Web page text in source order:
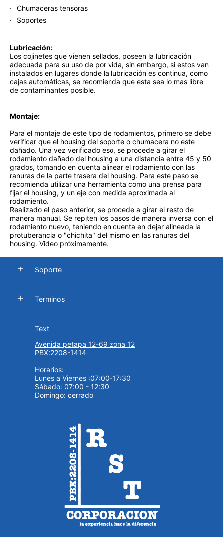
Chumaceras tensoras
Soportes
Lubricación:
Los cojinetes que vienen sellados, poseen la lubricación
adecuada para su uso de por vida, sin embargo, si estos van
instalados en lugares donde la lubricación es continua, como
cajas automáticas, se recomienda que esta sea lo mas libre
de contaminantes posible.
Montaje:
Para el montaje de este tipo de rodamientos, primero se debe
verificar que el housing del soporte o chumacera no este
dañado. Una vez verificado eso, se procede a girar el
rodamiento dañado del housing a una distancia entre 45 y 50
grados, tomando en cuenta alinear el rodamiento con las
ranuras de la parte trasera del housing. Para este paso se
recomienda utilizar una herramienta como una prensa para
fijar el housing, y un eje con medida aproximada al
rodamiento.
Realizado el paso anterior, se procede a girar el resto de
manera manual. Se repiten los pasos de manera inversa con el
rodamiento nuevo, teniendo en cuenta en dejar alineada la
protuberancia o "chichita" del mismo en las ranuras del
housing. Video próximamente.
Soporte
Terminos
Text
Avenida petapa 12-69 zona 12
PBX:2208-1414
Horarios:
Lunes a Viernes :07:00-17:30
Sábado: 07:00 - 12:30
Domingo: cerrado